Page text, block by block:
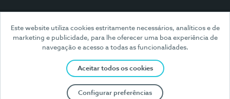
Este website utiliza cookies estritamente necessários, analíticos e de
marketing e publicidade, para lhe oferecer uma boa experiência de
navegação e acesso a todas as funcionalidades.
Aceitar todos os cookies
Configurar preferências